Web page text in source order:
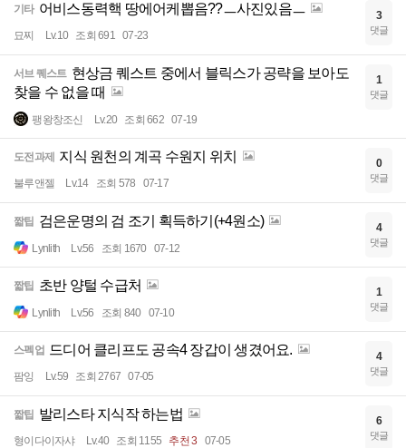
기타 어비스동력핵 땅에어케뽑음??ㅡ사진있음ㅡ
묘찌 Lv.10 조회 691 07-23
3
댓글
서브 퀘스트 현상금 퀘스트 중에서 블릭스가 공략을 보아도
찾을 수 없을 때
팽왕창조신 Lv.20 조회 662 07-19
1
댓글
도전과제 지식 원천의 계곡 수원지 위치
불루앤젤 Lv.14 조회 578 07-17
0
댓글
짧팁 검은운명의 검 조기 획득하기(+4원소)
Lynlith Lv.56 조회 1670 07-12
4
댓글
짧팁 초반 양털 수급처
Lynlith Lv.56 조회 840 07-10
1
댓글
스펙업 드디어 클리프도 공속4 장갑이 생겼어요.
팜잉 Lv.59 조회 2767 07-05
4
댓글
짧팁 발리스타 지식작 하는법
형이다이자샤 Lv.40 조회 1155 추천 3 07-05
6
댓글